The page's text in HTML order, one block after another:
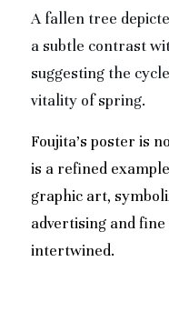
A fallen tree
a subtle contrast
suggesting the
vitality of spring.
Foujita’s poster is
is a refined
graphic art,
advertising and
intertwined.